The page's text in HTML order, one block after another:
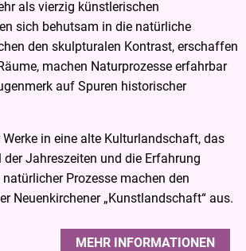
als vierzig künstlerischen
sich behutsam in die natürliche
den skulpturalen Kontrast, erschaffen
machen Naturprozesse erfahrbar
auf Spuren historischer
in eine alte Kulturlandschaft, das
der Jahreszeiten und die Erfahrung
Prozesse machen den
Neuenkirchener „Kunstlandschaft“ aus.
MEHR INFORMATIONEN